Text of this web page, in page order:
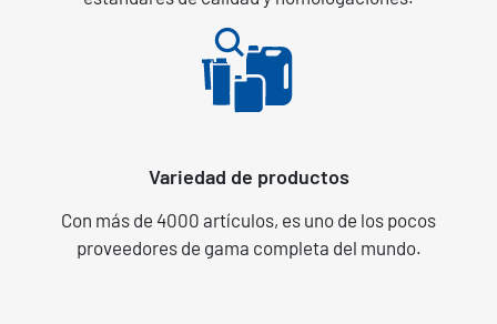
Variedad de productos
Con más de 4000 artículos, es uno de los pocos
proveedores de gama completa del mundo.